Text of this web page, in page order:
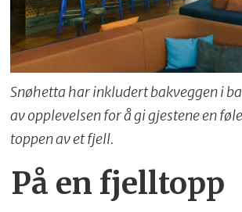
Snøhetta har inkludert bakveggen i
av opplevelsen for å gi gjestene en
toppen av et fjell.
På en fjelltopp